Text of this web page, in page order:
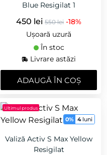
Blue Resigilat 1
450 lei 550 lei -18%
Ușoară uzură
În stoc
Livrare astăzi
ADAUGǍ ÎN COȘ
Ultimul produs
0% 4 luni
Valiză Activ S Max Yellow
Resigilat